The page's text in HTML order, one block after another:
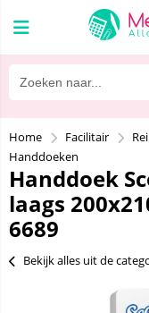
Home Facilitair
Handdoeken
Handdoek
laags
6689
Bekijk alles uit de